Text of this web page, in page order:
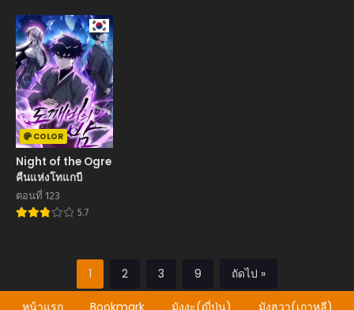
COLOR
Night of the Ogre
คืนแห่งโทแกบี
ตอนที่ 123
5.7
1 2 3 9 ถัดไป »